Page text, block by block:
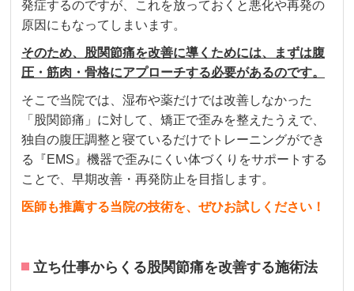
発症するのですが、これを放っておくと悪化や再発の
原因にもなってしまいます。
そのため、股関節痛を改善に導くためには、まずは腹
圧・筋肉・骨格にアプローチする必要があるのです。
そこで当院では、湿布や薬だけでは改善しなかった
「股関節痛」に対して、矯正で歪みを整えたうえで、
独自の腹圧調整と寝ているだけでトレーニングができ
る『EMS』機器で歪みにくい体づくりをサポートする
ことで、早期改善・再発防止を目指します。
医師も推薦する当院の技術を、ぜひお試しください！
立ち仕事からくる股関節痛を改善する施術法